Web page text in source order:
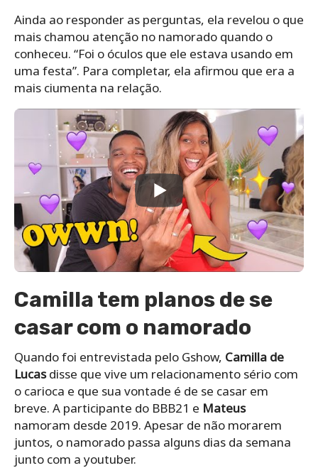
Ainda ao responder as perguntas, ela revelou o que
mais chamou atenção no namorado quando o
conheceu. “Foi o óculos que ele estava usando em
uma festa”. Para completar, ela afirmou que era a
mais ciumenta na relação.
Camilla tem planos de se
casar com o namorado
Quando foi entrevistada pelo Gshow, Camilla de
Lucasdisse que vive um relacionamento sério com
o carioca e que sua vontade é de se casar em
breve. A participante do BBB21 e Mateus
namoram desde 2019. Apesar de não morarem
juntos, o namorado passa alguns dias da semana
junto com a youtuber.